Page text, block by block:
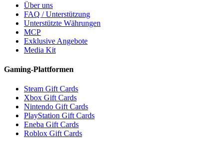
Über uns
FAQ / Unterstützung
Unterstützte Währungen
MCP
Exklusive Angebote
Media Kit
Gaming-Plattformen
Steam Gift Cards
Xbox Gift Cards
Nintendo Gift Cards
PlayStation Gift Cards
Eneba Gift Cards
Roblox Gift Cards